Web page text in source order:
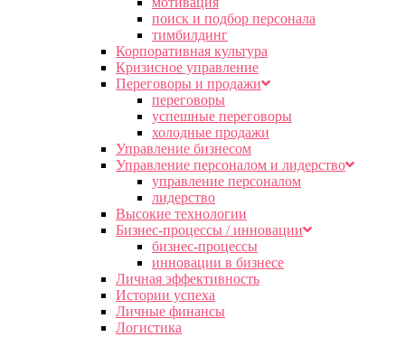
поиск и подбор персонала
тимбилдинг
Корпоративная культура
Кризисное управление
Переговоры и продажи
переговоры
успешные переговоры
холодные продажи
Управление бизнесом
Управление персоналом и лидерство
управление персоналом
лидерство
Высокие технологии
Бизнес-процессы / инновации
бизнес-процессы
инновации в бизнесе
Личная эффективность
Истории успеха
Личные финансы
Логистика